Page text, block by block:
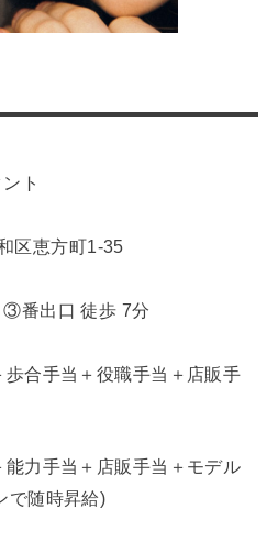
ト
区恵方町1-35
③番出口 徒歩 7分
歩合手当＋役職手当＋店販手
能力手当＋店販手当＋モデル
で随時昇給)